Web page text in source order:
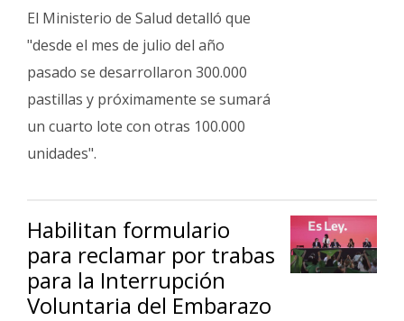
El Ministerio de Salud detalló que
"desde el mes de julio del año
pasado se desarrollaron 300.000
pastillas y próximamente se sumará
un cuarto lote con otras 100.000
unidades".
Habilitan formulario
para reclamar por trabas
para la Interrupción
Voluntaria del Embarazo